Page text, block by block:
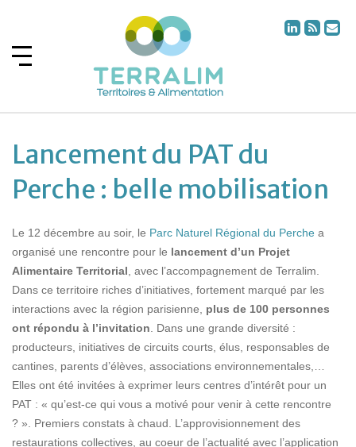
Lancement du PAT du
Perche : belle mobilisation
Le 12 décembre au soir, le Parc Naturel Régional du Perche a
organisé une rencontre pour le lancement d’un Projet
Alimentaire Territorial , avec l’accompagnement de Terralim.
Dans ce territoire riches d’initiatives, fortement marqué par les
interactions avec la région parisienne, plus de 100 personnes
ont répondu à l’invitation . Dans une grande diversité :
producteurs, initiatives de circuits courts, élus, responsables de
cantines, parents d’élèves, associations environnementales,…
Elles ont été invitées à exprimer leurs centres d’intérêt pour un
PAT : « qu’est-ce qui vous a motivé pour venir à cette rencontre
? ». Premiers constats à chaud. L’approvisionnement des
restaurations collectives, au coeur de l’actualité avec l’application